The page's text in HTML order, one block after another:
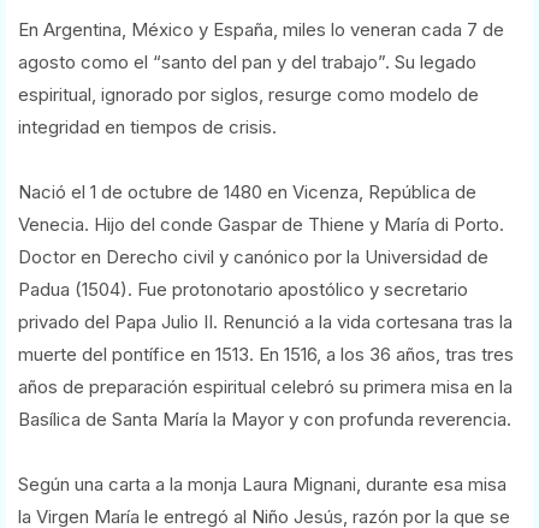
En Argentina, México y España, miles lo veneran cada 7 de
agosto como el “santo del pan y del trabajo”. Su legado
espiritual, ignorado por siglos, resurge como modelo de
integridad en tiempos de crisis.
Nació el 1 de octubre de 1480 en Vicenza, República de
Venecia. Hijo del conde Gaspar de Thiene y María di Porto.
Doctor en Derecho civil y canónico por la Universidad de
Padua (1504). Fue protonotario apostólico y secretario
privado del Papa Julio II. Renunció a la vida cortesana tras la
muerte del pontífice en 1513. En 1516, a los 36 años, tras tres
años de preparación espiritual celebró su primera misa en la
Basílica de Santa María la Mayor y con profunda reverencia.
Según una carta a la monja Laura Mignani, durante esa misa
la Virgen María le entregó al Niño Jesús, razón por la que se